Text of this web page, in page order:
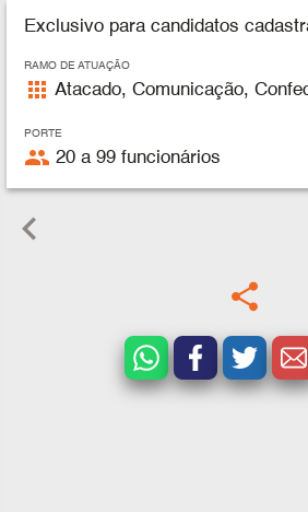
Exclusivo para candidatos
RAMO DE ATUAÇÃO
apps Atacado, Comunicação,
PORTE
people 20 a 99 funcionários
keyboard_arrow_left
share